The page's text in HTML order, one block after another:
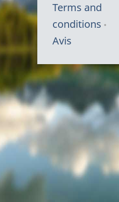
Terms and
conditions
Avis